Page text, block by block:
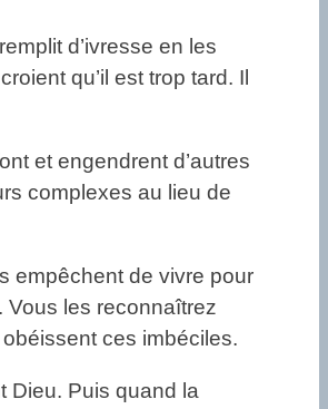
d’ivresse en les
qu’il est trop tard. Il
et engendrent d’autres
complexes au lieu de
empêchent de vivre pour
Vous les reconnaîtrez
ces imbéciles.
Dieu. Puis quand la